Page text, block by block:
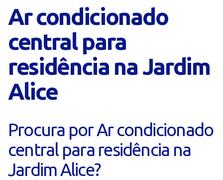
Ar condicionado
central para
residência na Jardim
Alice
Procura por Ar condicionado
central para residência na
Jardim Alice?